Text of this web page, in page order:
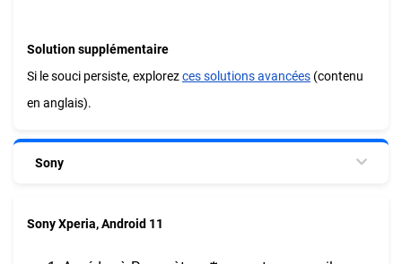
Solution supplémentaire
Si le souci persiste, explorezces solutions avancées (contenu
en anglais).
Sony
Sony Xperia, Android 11